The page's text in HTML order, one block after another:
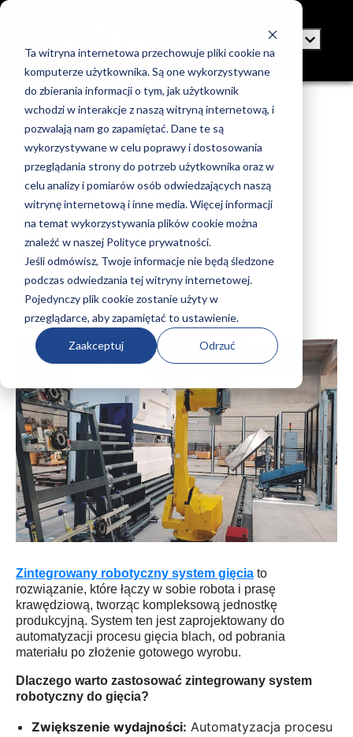
Ta witryna internetowa przechowuje pliki cookie na
komputerze użytkownika. Są one wykorzystywane
do zbierania informacji o tym, jak użytkownik
wchodzi w interakcje z naszą witryną internetową, i
pozwalają nam go zapamiętać. Dane te są
wykorzystywane w celu poprawy i dostosowania
przeglądania strony do potrzeb użytkownika oraz w
celu analizy i pomiarów osób odwiedzających naszą
witrynę internetową i inne media. Więcej informacji
na temat wykorzystywania plików cookie można
znaleźć w naszej Polityce prywatności.
Jeśli odmówisz, Twoje informacje nie będą śledzone
podczas odwiedzania tej witryny internetowej.
Pojedynczy plik cookie zostanie użyty w
przeglądarce, aby zapamiętać to ustawienie.
Zaakceptuj Odrzuć
Zintegrowany
robotyczny system
gięcia: zalety i
ograniczenia
Pubblicato da
Jul 5, 2017 4:09:46 PM
7 minutes to read
Zintegrowany robotyczny system gięcia to
rozwiązanie, które łączy w sobie robota i prasę
krawędziową, tworząc kompleksową jednostkę
produkcyjną. System ten jest zaprojektowany do
automatyzacji procesu gięcia blach, od pobrania
materiału po złożenie gotowego wyrobu.
Dlaczego warto zastosować zintegrowany system
robotyczny do gięcia?
Zwiększenie wydajności: Automatyzacja procesu